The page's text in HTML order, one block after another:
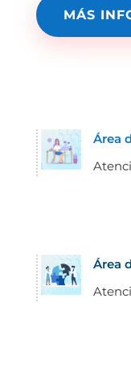
MÁS
Área
Área